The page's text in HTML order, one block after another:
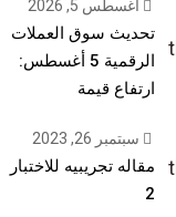
أغسطس 5, 2026
تحديث سوق العملات
الرقمية 5 أغسطس:
ارتفاع قيمة
سبتمبر 26, 2023
مقاله تجريبيه للاختبار
2